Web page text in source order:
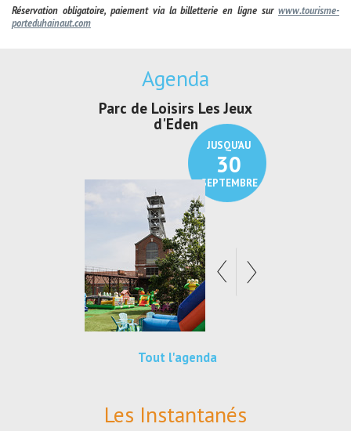
Réservation obligatoire, paiement via la billetterie en ligne sur www.tourisme-
porteduhainaut.com
Agenda
JUSQU'AU
30
SEPTEMBRE
Parc de Loisirs Les Jeux
d'Eden
Tout l'agenda
Les Instantanés